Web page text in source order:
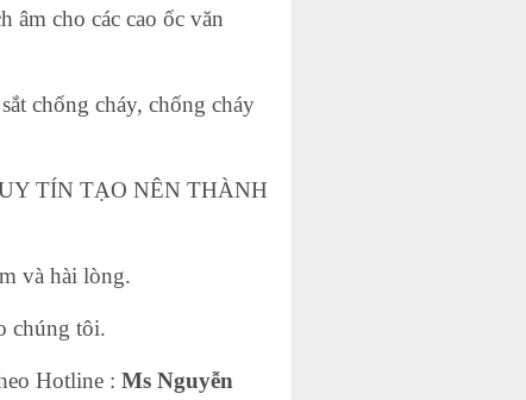
âm cho các cao ốc văn
chống cháy, chống cháy
TÍN TẠO NÊN THÀNH
và hài lòng.
chúng tôi.
Hotline : Ms Nguyễn